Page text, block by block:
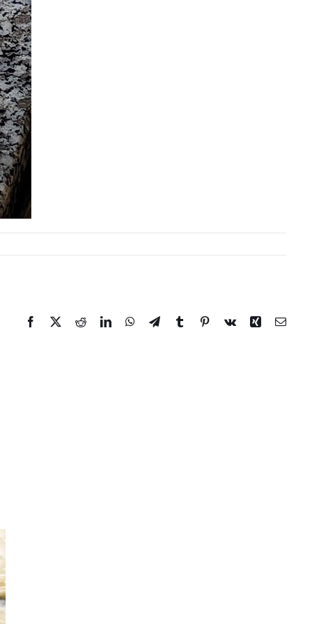
Facebook
TwitterRedditLinkedInWhatsApp
TelegramTumblr Pinterest
Vk Xing Email